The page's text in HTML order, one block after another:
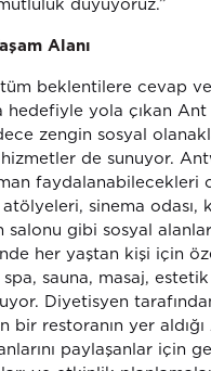
Alanı
beklentilere cevap
hedefiyle yola çıkan Ant
zengin sosyal
de sunuyor.
faydalanabilecekleri
sinema odası,
salonu gibi sosyal
her yaştan kişi için
sauna, masaj,
Diyetisyen
bir restoranın yer aldığı
paylaşanlar için